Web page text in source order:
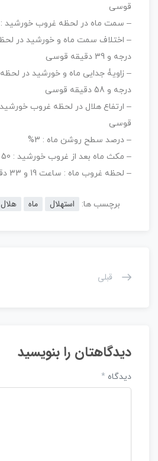
قوسی
– سمت ماه در لحظه غروب خورشيد : 267 درجه
درجه و 39 دقيقه قوسی
درجه و 58 دقيقه قوسی
قوسی
– درصد سطح روشن ماه : 3%
– مکث ماه بعد از غروب خورشيد : 50 دقيقه
– لحظه غروب ماه : ساعت 19 و 33 دقيقه
برچسب ها: استهلال ماه هلال
قبلی
دیدگاهتان را بنویسید
دیدگاه *